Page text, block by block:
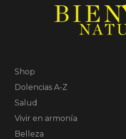
Shop
Dolencias A-Z
Salud
Vivir en armonía
Belleza